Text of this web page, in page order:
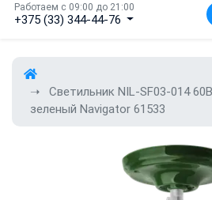
Работаем с 09:00 до 21:00
+375 (33) 344-44-76
Светильник NIL-SF03-014
зеленый Navigator 61533